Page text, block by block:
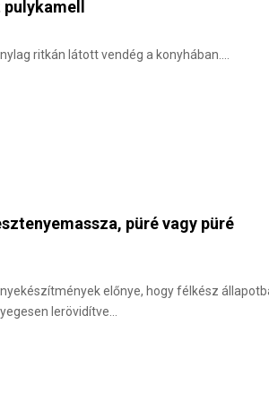
ritkán látott vendég a konyhában....
püré vagy püré
előnye, hogy félkész
lerövidítve...